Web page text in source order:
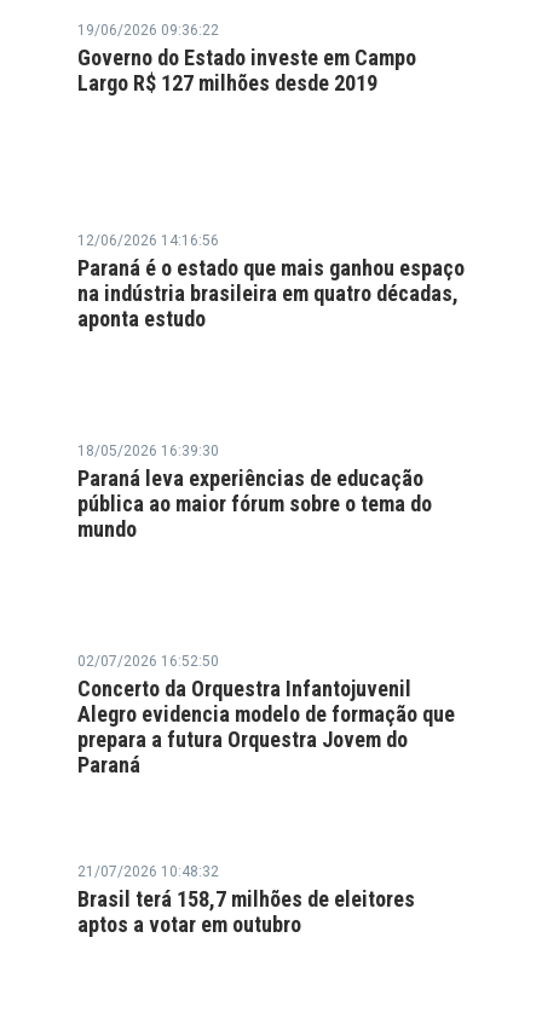
19/06/2026 09:36:22
Governo do Estado investe em Campo
Largo R$ 127 milhões desde 2019
12/06/2026 14:16:56
Paraná é o estado que mais ganhou espaço
na indústria brasileira em quatro décadas,
aponta estudo
18/05/2026 16:39:30
Paraná leva experiências de educação
pública ao maior fórum sobre o tema do
mundo
02/07/2026 16:52:50
Concerto da Orquestra Infantojuvenil
Alegro evidencia modelo de formação que
prepara a futura Orquestra Jovem do
Paraná
21/07/2026 10:48:32
Brasil terá 158,7 milhões de eleitores
aptos a votar em outubro